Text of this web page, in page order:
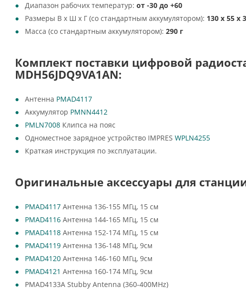
Диапазон рабочих температур: от -30 до +60
Размеры В х Ш х Г (со стандартным аккумулятором): 130 x 55 x
Масса (со стандартным аккумулятором): 290 г
Комплект поставки цифровой
MDH56JDQ9VA1AN:
Антенна PMAD4117
Аккумулятор PMNN4412
PMLN7008 Клипса на пояс
Одноместное зарядное устройство IMPRES WPLN4255
Краткая инструкция по эксплуатации.
Оригинальные аксессуары для
PMAD4117 Антенна 136-155 МГц, 15 см
PMAD4116 Антенна 144-165 МГц, 15 см
PMAD4118 Антенна 152-174 МГц, 15 см
PMAD4119 Антенна 136-148 МГц, 9см
PMAD4120 Антенна 146-160 МГц, 9см
PMAD4121 Антенна 160-174 МГц, 9см
PMAD4133A Stubby Antenna (360-400MHz)